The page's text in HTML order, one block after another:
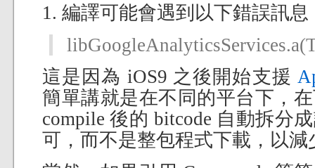
1. 編譯可能會遇到以下錯誤訊息
這是因為 iOS9 之後開始支援
簡單講就是在不同的平台下，
compile 後的 bitcode 自動拆分
可，而不是整包程式下載，以